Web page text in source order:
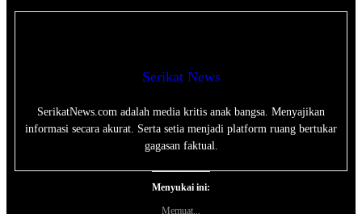
Serikat News
SerikatNews.com adalah media kritis anak bangsa. Menyajikan
informasi secara akurat. Serta setia menjadi platform ruang bertukar
gagasan faktual.
Menyukai ini:
Memuat...